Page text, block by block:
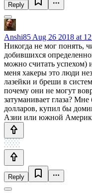
Reply
Anshi85 Aug 26 2018 at
Никогда не мог понять,
добившихся
можно считать успехом)
меня хакеры это люди
лазейки и бреши в
почему они не могут
затуманивает глаза?
долларов, купил бы
Азии или южной
Reply